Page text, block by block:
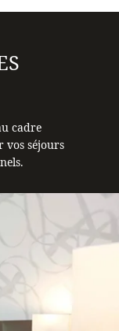
cadre
vos séjours